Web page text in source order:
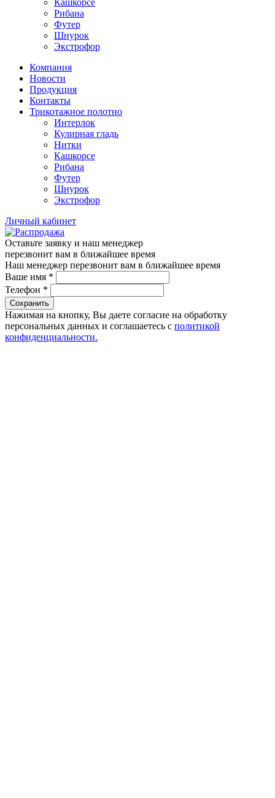
Кашкорсе
Рибана
Футер
Шнурок
Экстрофор
Компания
Новости
Продукция
Контакты
Трикотажное полотно
Интерлок
Кулирная гладь
Нитки
Кашкорсе
Рибана
Футер
Шнурок
Экстрофор
Личный кабинет
Оставьте заявку и наш менеджер
перезвонит вам в ближайшее время
Наш менеджер перезвонит вам в ближайшее время
Ваше имя *
Телефон *
Сохранить
Нажимая на кнопку, Вы даете согласие на обработку
персональных данных и соглашаетесь с политикой
конфиденциальности.